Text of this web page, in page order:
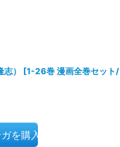
） [1-26巻 漫画全巻セット/
を購入